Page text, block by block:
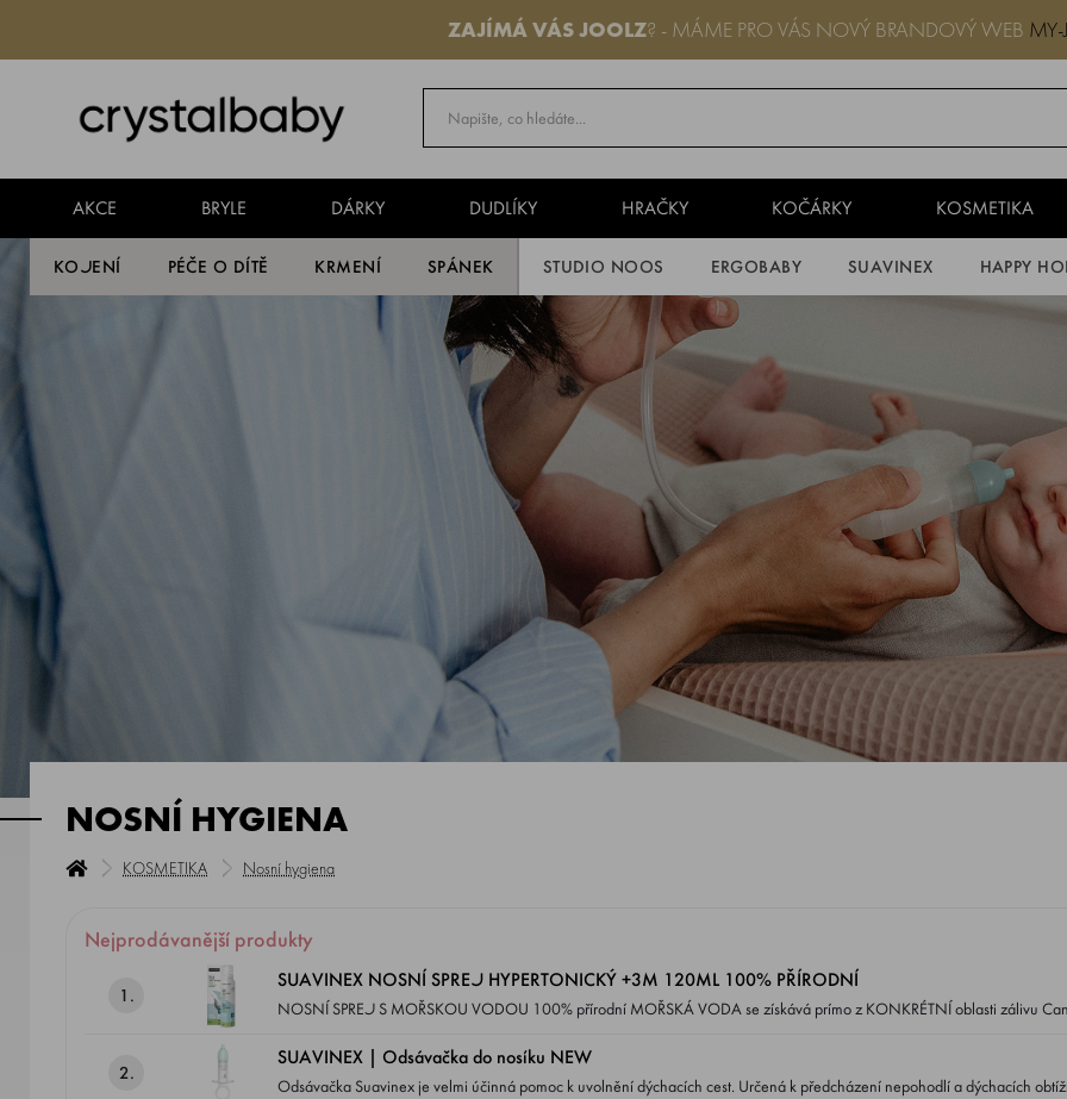
ZAJÍMÁ VÁS JOOLZ? - MÁME PRO VÁS NOVÝ BRANDOVÝ WEB
AKCE BRYLE DÁRKY DUDLÍKY HRAČKY KOČÁRKY KOSMETIKA
KOJENÍ PÉČE O DÍTĚ KRMENÍ SPÁNEK STUDIO NOOS ERGOBABY SUAVINEX HAPPY
NOSNÍ HYGIENA
KOSMETIKA Nosní hygiena
Nejprodávanější produkty
1.
SUAVINEX NOSNÍ SPREJ HYPERTONICKÝ +3M 120ML 100% PŘÍRODNÍ
NOSNÍ SPREJ S MOŘSKOU VODOU 100% přírodní MOŘSKÁ VODA se získává prímo z KONKRÉTNÍ oblasti zálivu Cancale, v Bretani
2.
SUAVINEX | Odsávačka do nosíku NEW
Odsávačka Suavinex je velmi účinná pomoc k uvolnění dýchacích cest. Určená k předcházení nepohodlí a dýchacích